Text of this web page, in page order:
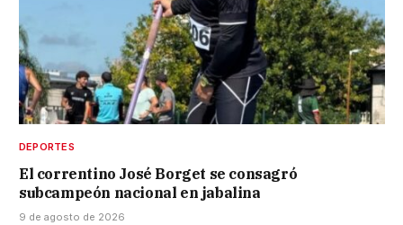
DEPORTES
El correntino José Borget se consagró
subcampeón nacional en jabalina
9 de agosto de 2026